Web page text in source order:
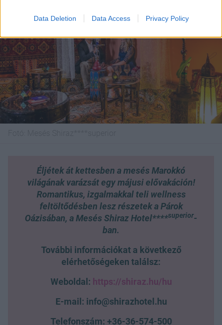
Data Deletion Data Access Privacy Policy
Éljétek át kettesben a mesés Marokkó
világának varázsát egy májusi elővakáción!
Romantikus, izgalmakkal teli wellness
feltöltődésben lesz részetek a Párok
Oázisában, a Mesés Shiraz Hotel****superior-
ban.
További információkat a következő
elérhetőségeken találsz:
Weboldal: https://shiraz.hu/hu
E-mail: info@shirazhotel.hu
Telefonszám: +36-36-574-500